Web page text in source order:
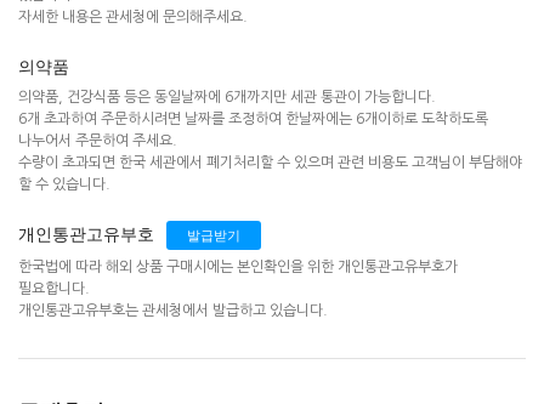
자세한 내용은 관세청에 문의해주세요.
의약품
의약품, 건강식품 등은 동일날짜에 6개까지만 세관 통관이 가능합니다.
6개 초과하여 주문하시려면 날짜를 조정하여 한날짜에는 6개이하로 도착하도록
나누어서 주문하여 주세요.
수량이 초과되면 한국 세관에서 폐기처리할 수 있으며 관련 비용도 고객님이 부담해야
할 수 있습니다.
개인통관고유부호 발급받기
한국법에 따라 해외 상품 구매시에는 본인확인을 위한 개인통관고유부호가
필요합니다.
개인통관고유부호는 관세청에서 발급하고 있습니다.